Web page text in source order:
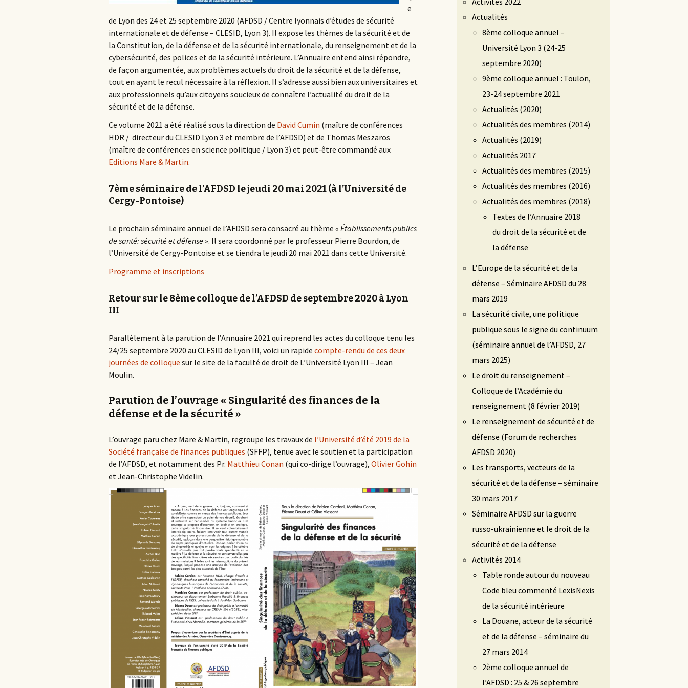
e
de Lyon des 24 et 25 septembre 2020 (AFDSD / Centre lyonnais d’études de sécurité
internationale et de défense – CLESID, Lyon 3). Il expose les thèmes de la sécurité et de
la Constitution, de la défense et de la sécurité internationale, du renseignement et de la
cybersécurité, des polices et de la sécurité intérieure. L’Annuaire entend ainsi répondre,
de façon argumentée, aux problèmes actuels du droit de la sécurité et de la défense,
tout en ayant le recul nécessaire à la réflexion. Il s’adresse aussi bien aux universitaires et
aux professionnels qu’aux citoyens soucieux de connaître l’actualité du droit de la
sécurité et de la défense.
Ce volume 2021 a été réalisé sous la direction de David Cumin (maître de conférences
HDR / directeur du CLESID Lyon 3 et membre de l’AFDSD) et de Thomas Meszaros
(maître de conférences en science politique / Lyon 3) et peut-être commandé aux
Editions Mare & Martin.
7ème séminaire de l’AFDSD le jeudi 20 mai 2021 (à l’Université de
Cergy-Pontoise)
Le prochain séminaire annuel de l’AFDSD sera consacré au thème « Établissements publics
de santé: sécurité et défense ». Il sera coordonné par le professeur Pierre Bourdon, de
l’Université de Cergy-Pontoise et se tiendra le jeudi 20 mai 2021 dans cette Université.
Programme et inscriptions
Retour sur le 8ème colloque de l’AFDSD de septembre 2020 à Lyon
III
Parallèlement à la parution de l’Annuaire 2021 qui reprend les actes du colloque tenu les
24/25 septembre 2020 au CLESID de Lyon III, voici un rapide compte-rendu de ces deux
journées de colloque sur le site de la faculté de droit de L’Université Lyon III – Jean
Moulin.
Parution de l’ouvrage « Singularité des finances de la
défense et de la sécurité »
L’ouvrage paru chez Mare & Martin, regroupe les travaux de l’Université d’été 2019 de la
Société française de finances publiques (SFFP), tenue avec le soutien et la participation
de l’AFDSD, et notamment des Pr. Matthieu Conan (qui co-dirige l’ouvrage), Olivier Gohin
et Jean-Christophe Videlin.
Actualités
8ème colloque annuel –
Université Lyon 3 (24-25
septembre 2020)
9ème colloque annuel : Toulon,
23-24 septembre 2021
Actualités (2020)
Actualités des membres (2014)
Actualités (2019)
Actualités 2017
Actualités des membres (2015)
Actualités des membres (2016)
Actualités des membres (2018)
Textes de l’Annuaire 2018
du droit de la sécurité et de
la défense
L’Europe de la sécurité et de la
défense – Séminaire AFDSD du 28
mars 2019
La sécurité civile, une politique
publique sous le signe du continuum
(séminaire annuel de l’AFDSD, 27
mars 2025)
Le droit du renseignement –
Colloque de l’Académie du
renseignement (8 février 2019)
Le renseignement de sécurité et de
défense (Forum de recherches
AFDSD 2020)
Les transports, vecteurs de la
sécurité et de la défense – séminaire
30 mars 2017
Séminaire AFDSD sur la guerre
russo-ukrainienne et le droit de la
sécurité et de la défense
Activités 2014
Table ronde autour du nouveau
Code bleu commenté LexisNexis
de la sécurité intérieure
La Douane, acteur de la sécurité
et de la défense – séminaire du
27 mars 2014
2ème colloque annuel de
l’AFDSD : 25 & 26 septembre